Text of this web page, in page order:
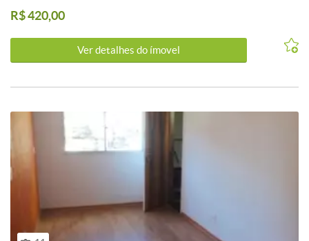
R$ 420,00
Ver detalhes do ímovel